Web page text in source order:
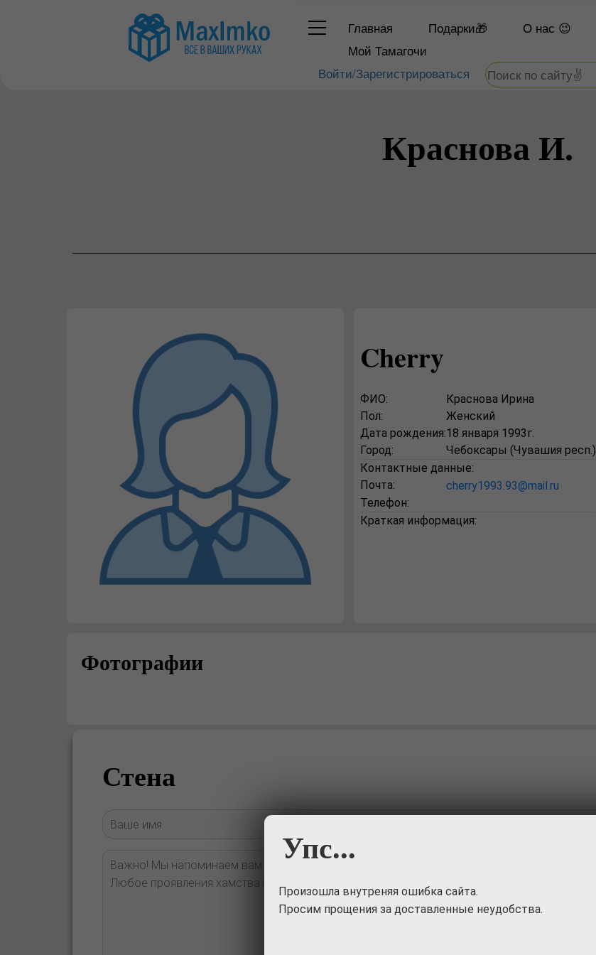
Главная Подарки🎁 О нас 😉
Мой Тамагочи
Войти/Зарегистрироваться
Краснова И.
Cherry
ФИО:
Краснова Ирина
Пол:
Женский
Дата рождения:18 января 1993г.
Город:
Чебоксары (Чувашия респ.)
Контактные данные:
Почта:
cherry1993.93@mail.ru
Телефон:
Краткая информация:
Фотографии
Стена
Упс...
Произошла внутреняя ошибка сайта.
Просим прощения за доставленные неудобства.